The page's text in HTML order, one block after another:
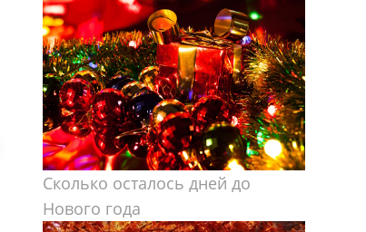
Сколько осталось дней до
Нового года